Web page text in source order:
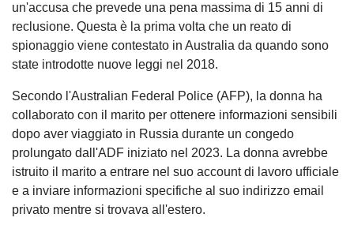
un'accusa che prevede una pena massima di 15 anni di
reclusione. Questa è la prima volta che un reato di
spionaggio viene contestato in Australia da quando sono
state introdotte nuove leggi nel 2018.
Secondo l'Australian Federal Police (AFP), la donna ha
collaborato con il marito per ottenere informazioni sensibili
dopo aver viaggiato in Russia durante un congedo
prolungato dall'ADF iniziato nel 2023. La donna avrebbe
istruito il marito a entrare nel suo account di lavoro ufficiale
e a inviare informazioni specifiche al suo indirizzo email
privato mentre si trovava all'estero.